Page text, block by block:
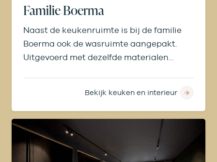
Familie Boerma
Naast de keukenruimte is bij de familie
Boerma ook de wasruimte aangepakt.
Uitgevoerd met dezelfde materialen
Bekijk keuken en interieur